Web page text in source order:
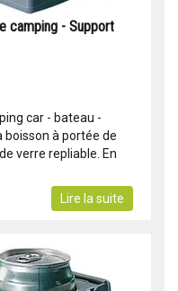
camping - Support
car - bateau -
boisson à portée de
verre repliable. En
Lire la suite